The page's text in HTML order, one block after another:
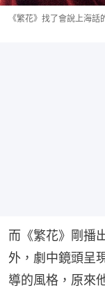
《繁花》找了會說上海話
而《繁花》剛播
外，劇中鏡頭呈
導的風格，原來